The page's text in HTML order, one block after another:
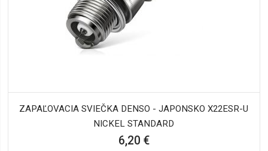
ZAPAĽOVACIA SVIEČKA DENSO - JAPONSKO X22ESR-U
NICKEL STANDARD
6,20 €